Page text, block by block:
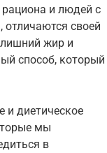
и людей с
своей
жир и
способ, который
и диетическое
мы
в